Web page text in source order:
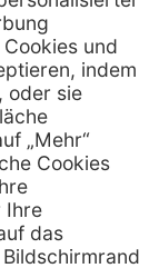
Kritik